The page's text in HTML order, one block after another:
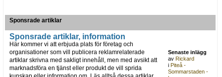
Sponsrade artiklar
Sponsrade artiklar, information
Här kommer vi att erbjuda plats för företag och
organisationer som vill publicera reklamrelaterade
artiklar skrivna med sakligt innehåll, men med avsikt att
marknadsföra en tjänst eller produkt de vill sprida
Senaste inlägg
avRickard
iPiteå -
Sommarstaden -